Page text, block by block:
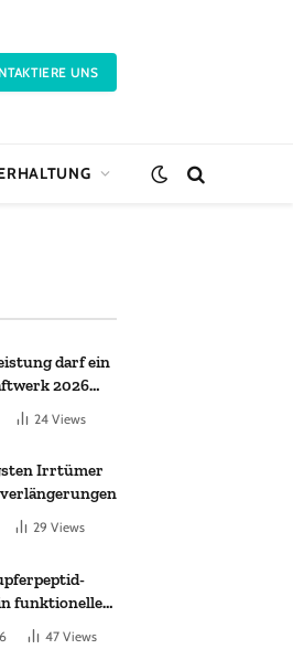
UNS
darf ein
2026
24 Views
Irrtümer
29 Views
funktioneller
„kleinem
47 Views